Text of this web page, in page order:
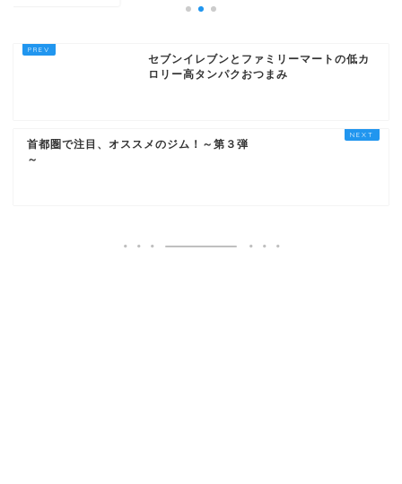
セブンイレブンとファミリーマートの低カ
ロリー高タンパクおつまみ
首都圏で注目、オススメのジム！～第３弾
～